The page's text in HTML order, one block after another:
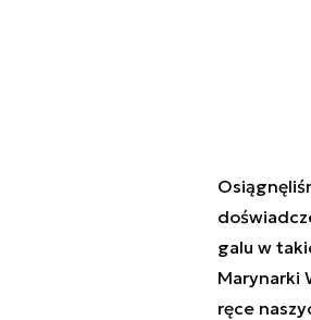
galu w
Marynarki
ręce